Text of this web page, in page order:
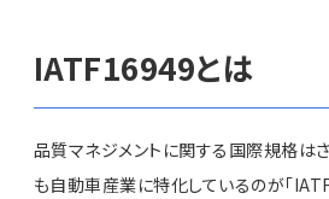
IATF16949とは
品質マネジメントに関する国際規格は
も自動車産業に特化しているのが「